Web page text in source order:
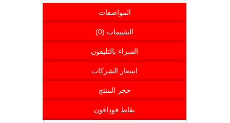
المواصفات
التقييمات (0)
الشراء بالتليفون
اسعار الشركات
حجز المنتج
نقاط فودافون